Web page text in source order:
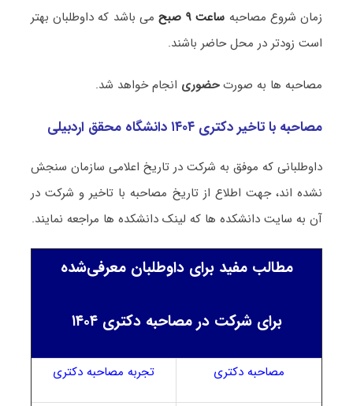
زمان شروع مصاحبه ساعت ۹ صبح
می ­باشد که داوطلبان بهتر
است زودتر در محل حاضر باشند.
مصاحبه ها به صورتحضوری انجام خواهد شد.
مصاحبه با تاخیر دکتری ۱۴۰۴ دانشگاه محقق اردبیلی
داوطلبانی که موفق به شرکت در تاریخ اعلامی سازمان سنجش
نشده ­اند، جهت اطلاع از تاریخ مصاحبه با تاخیر و شرکت در
آن به سایت دانشکده­ ها که لینک دانشکده ها مراجعه نمایند.
مطالب مفید برای داوطلبان معرفی‌شده
برای شرکت در مصاحبه دکتری ۱۴۰۴
مصاحبه دکتری تجربه مصاحبه دکتری